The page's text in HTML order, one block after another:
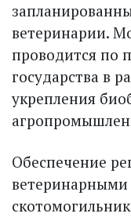
ветеринарии.
проводится по
государства в
укрепления
Обеспечение